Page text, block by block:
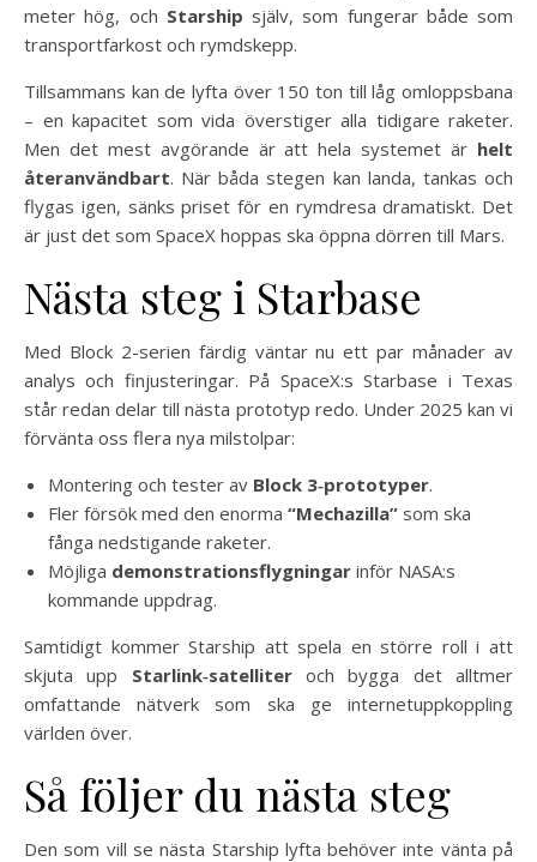
meter hög, och Starship själv, som fungerar både som
transportfarkost och rymdskepp.
Tillsammans kan de lyfta över 150 ton till låg omloppsbana
– en kapacitet som vida överstiger alla tidigare raketer.
Men det mest avgörande är att hela systemet är helt
återanvändbart. När båda stegen kan landa, tankas och
flygas igen, sänks priset för en rymdresa dramatiskt. Det
är just det som SpaceX hoppas ska öppna dörren till Mars.
Nästa steg i Starbase
Med Block 2-serien färdig väntar nu ett par månader av
analys och finjusteringar. På SpaceX:s Starbase i Texas
står redan delar till nästa prototyp redo. Under 2025 kan vi
förvänta oss flera nya milstolpar:
Montering och tester av Block 3‑prototyper.
Fler försök med den enorma “Mechazilla” som ska
fånga nedstigande raketer.
Möjliga demonstrationsflygningar inför NASA:s
kommande uppdrag.
Samtidigt kommer Starship att spela en större roll i att
skjuta upp Starlink‑satelliteroch bygga det alltmer
omfattande nätverk som ska ge internetuppkoppling
världen över.
Så följer du nästa steg
Den som vill se nästa Starship lyfta behöver inte vänta på